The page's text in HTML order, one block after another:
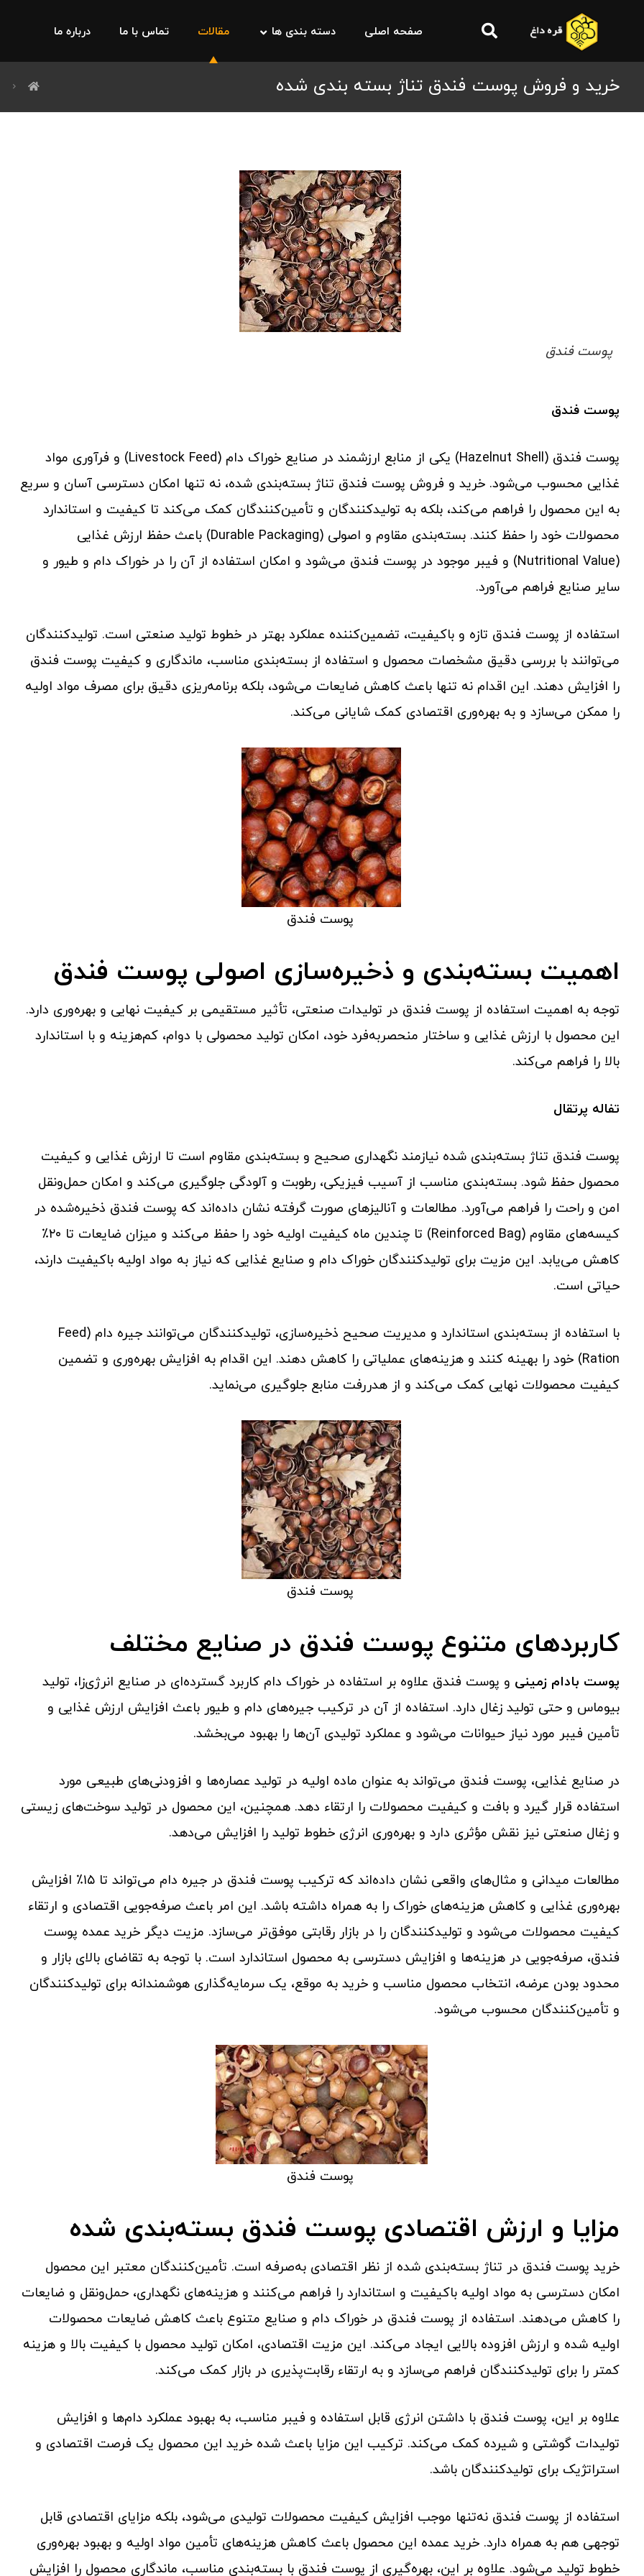
صفحه اصلی دسته بندی ها مقالات تماس با ما درباره ما
خرید و فروش پوست فندق تناژ بسته بندی شده
پوست فندق
پوست فندق
پوست فندق (Hazelnut Shell) یکی از منابع ارزشمند در صنایع خوراک دام (Livestock Feed) و فرآوری مواد
غذایی محسوب می‌شود. خرید و فروش پوست فندق تناژ بسته‌بندی شده، نه تنها امکان دسترسی آسان و سریع
به این محصول را فراهم می‌کند، بلکه به تولیدکنندگان و تأمین‌کنندگان کمک می‌کند تا کیفیت و استاندارد
محصولات خود را حفظ کنند. بسته‌بندی مقاوم و اصولی (Durable Packaging) باعث حفظ ارزش غذایی
(Nutritional Value) و فیبر موجود در پوست فندق می‌شود و امکان استفاده از آن را در خوراک دام و طیور و
سایر صنایع فراهم می‌آورد.
استفاده از پوست فندق تازه و باکیفیت، تضمین‌کننده عملکرد بهتر در خطوط تولید صنعتی است. تولیدکنندگان
می‌توانند با بررسی دقیق مشخصات محصول و استفاده از بسته‌بندی مناسب، ماندگاری و کیفیت پوست فندق
را افزایش دهند. این اقدام نه تنها باعث کاهش ضایعات می‌شود، بلکه برنامه‌ریزی دقیق برای مصرف مواد اولیه
را ممکن می‌سازد و به بهره‌وری اقتصادی کمک شایانی می‌کند.
پوست فندق
اهمیت بسته‌بندی و ذخیره‌سازی اصولی پوست فندق
توجه به اهمیت استفاده از پوست فندق در تولیدات صنعتی، تأثیر مستقیمی بر کیفیت نهایی و بهره‌وری دارد.
این محصول با ارزش غذایی و ساختار منحصربه‌فرد خود، امکان تولید محصولی با دوام، کم‌هزینه و با استاندارد
بالا را فراهم می‌کند.
تفاله پرتقال
پوست فندق تناژ بسته‌بندی شده نیازمند نگهداری صحیح و بسته‌بندی مقاوم است تا ارزش غذایی و کیفیت
محصول حفظ شود. بسته‌بندی مناسب از آسیب فیزیکی، رطوبت و آلودگی جلوگیری می‌کند و امکان حمل‌ونقل
امن و راحت را فراهم می‌آورد. مطالعات و آنالیزهای صورت گرفته نشان داده‌اند که پوست فندق ذخیره‌شده در
کیسه‌های مقاوم (Reinforced Bag) تا چندین ماه کیفیت اولیه خود را حفظ می‌کند و میزان ضایعات تا ۲۰٪
کاهش می‌یابد. این مزیت برای تولیدکنندگان خوراک دام و صنایع غذایی که نیاز به مواد اولیه باکیفیت دارند،
حیاتی است.
با استفاده از بسته‌بندی استاندارد و مدیریت صحیح ذخیره‌سازی، تولیدکنندگان می‌توانند جیره دام (Feed
Ration) خود را بهینه کنند و هزینه‌های عملیاتی را کاهش دهند. این اقدام به افزایش بهره‌وری و تضمین
کیفیت محصولات نهایی کمک می‌کند و از هدررفت منابع جلوگیری می‌نماید.
پوست فندق
کاربردهای متنوع پوست فندق در صنایع مختلف
پوست بادام زمینی و پوست فندق علاوه بر استفاده در خوراک دام کاربرد گسترده‌ای در صنایع انرژی‌زا، تولید
بیوماس و حتی تولید زغال دارد. استفاده از آن در ترکیب جیره‌های دام و طیور باعث افزایش ارزش غذایی و
تأمین فیبر مورد نیاز حیوانات می‌شود و عملکرد تولیدی آن‌ها را بهبود می‌بخشد.
در صنایع غذایی، پوست فندق می‌تواند به عنوان ماده اولیه در تولید عصاره‌ها و افزودنی‌های طبیعی مورد
استفاده قرار گیرد و بافت و کیفیت محصولات را ارتقاء دهد. همچنین، این محصول در تولید سوخت‌های زیستی
و زغال صنعتی نیز نقش مؤثری دارد و بهره‌وری انرژی خطوط تولید را افزایش می‌دهد.
مطالعات میدانی و مثال‌های واقعی نشان داده‌اند که ترکیب پوست فندق در جیره دام می‌تواند تا ۱۵٪ افزایش
بهره‌وری غذایی و کاهش هزینه‌های خوراک را به همراه داشته باشد. این امر باعث صرفه‌جویی اقتصادی و ارتقاء
کیفیت محصولات می‌شود و تولیدکنندگان را در بازار رقابتی موفق‌تر می‌سازد. مزیت دیگر خرید عمده پوست
فندق، صرفه‌جویی در هزینه‌ها و افزایش دسترسی به محصول استاندارد است. با توجه به تقاضای بالای بازار و
محدود بودن عرضه، انتخاب محصول مناسب و خرید به موقع، یک سرمایه‌گذاری هوشمندانه برای تولیدکنندگان
و تأمین‌کنندگان محسوب می‌شود.
پوست فندق
مزایا و ارزش اقتصادی پوست فندق بسته‌بندی شده
خرید پوست فندق در تناژ بسته‌بندی شده از نظر اقتصادی به‌صرفه است. تأمین‌کنندگان معتبر این محصول
امکان دسترسی به مواد اولیه باکیفیت و استاندارد را فراهم می‌کنند و هزینه‌های نگهداری، حمل‌ونقل و ضایعات
را کاهش می‌دهند. استفاده از پوست فندق در خوراک دام و صنایع متنوع باعث کاهش ضایعات محصولات
اولیه شده و ارزش افزوده بالایی ایجاد می‌کند. این مزیت اقتصادی، امکان تولید محصول با کیفیت بالا و هزینه
کمتر را برای تولیدکنندگان فراهم می‌سازد و به ارتقاء رقابت‌پذیری در بازار کمک می‌کند.
علاوه بر این، پوست فندق با داشتن انرژی قابل استفاده و فیبر مناسب، به بهبود عملکرد دام‌ها و افزایش
تولیدات گوشتی و شیرده کمک می‌کند. ترکیب این مزایا باعث شده خرید این محصول یک فرصت اقتصادی و
استراتژیک برای تولیدکنندگان باشد.
استفاده از پوست فندق نه‌تنها موجب افزایش کیفیت محصولات تولیدی می‌شود، بلکه مزایای اقتصادی قابل
توجهی هم به همراه دارد. خرید عمده این محصول باعث کاهش هزینه‌های تأمین مواد اولیه و بهبود بهره‌وری
خطوط تولید می‌شود. علاوه بر این، بهره‌گیری از پوست فندق با بسته‌بندی مناسب، ماندگاری محصول را افزایش